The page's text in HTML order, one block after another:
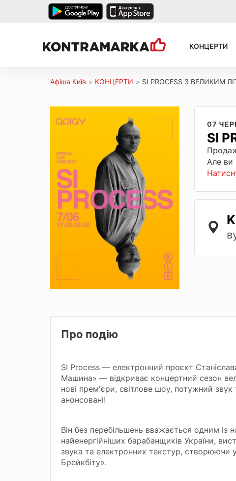
КОНЦЕРТИ
Афіша Київ » КОНЦЕРТИ » SI PROCESS З ВЕЛИКИМ
07
SI
Але ви
Про подію
SI Process — електронний проєкт
Машина» — відкриває концертний сезон
нові премʼєри, світлове шоу, потужний звук
анонсовані!
Він без перебільшень вважається одним із
найенергійніших барабанщиків України,
звука та електронних текстур, створюючи
Брейкбіту».